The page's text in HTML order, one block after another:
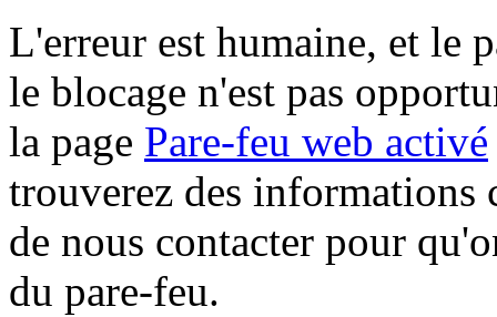
L'erreur est humaine, et le
le blocage n'est pas
la page Pare-feu web activé
trouverez des informations
de nous contacter pour
du pare-feu.